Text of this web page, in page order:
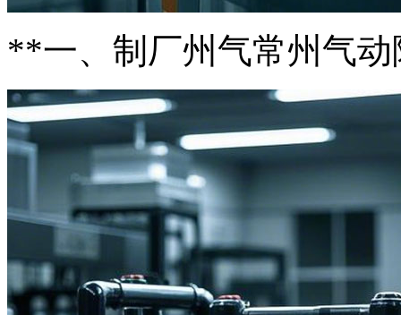
**一、制厂州气常州气